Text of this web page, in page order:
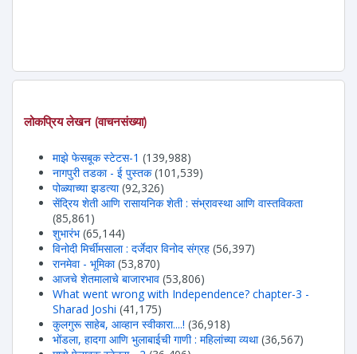
लोकप्रिय लेखन (वाचनसंख्या)
माझे फेसबूक स्टेटस-1 (139,988)
नागपुरी तडका - ई पुस्तक (101,539)
पोळ्याच्या झडत्या (92,326)
सेंद्रिय शेती आणि रासायनिक शेती : संभ्रावस्था आणि वास्तविकता
(85,861)
शुभारंभ (65,144)
विनोदी मिर्चीमसाला : दर्जेदार विनोद संग्रह (56,397)
रानमेवा - भूमिका (53,870)
आजचे शेतमालाचे बाजारभाव (53,806)
What went wrong with Independence? chapter-3 -
Sharad Joshi (41,175)
कुलगुरू साहेब, आव्हान स्वीकारा....! (36,918)
भोंडला, हादगा आणि भुलाबाईची गाणी : महिलांच्या व्यथा (36,567)